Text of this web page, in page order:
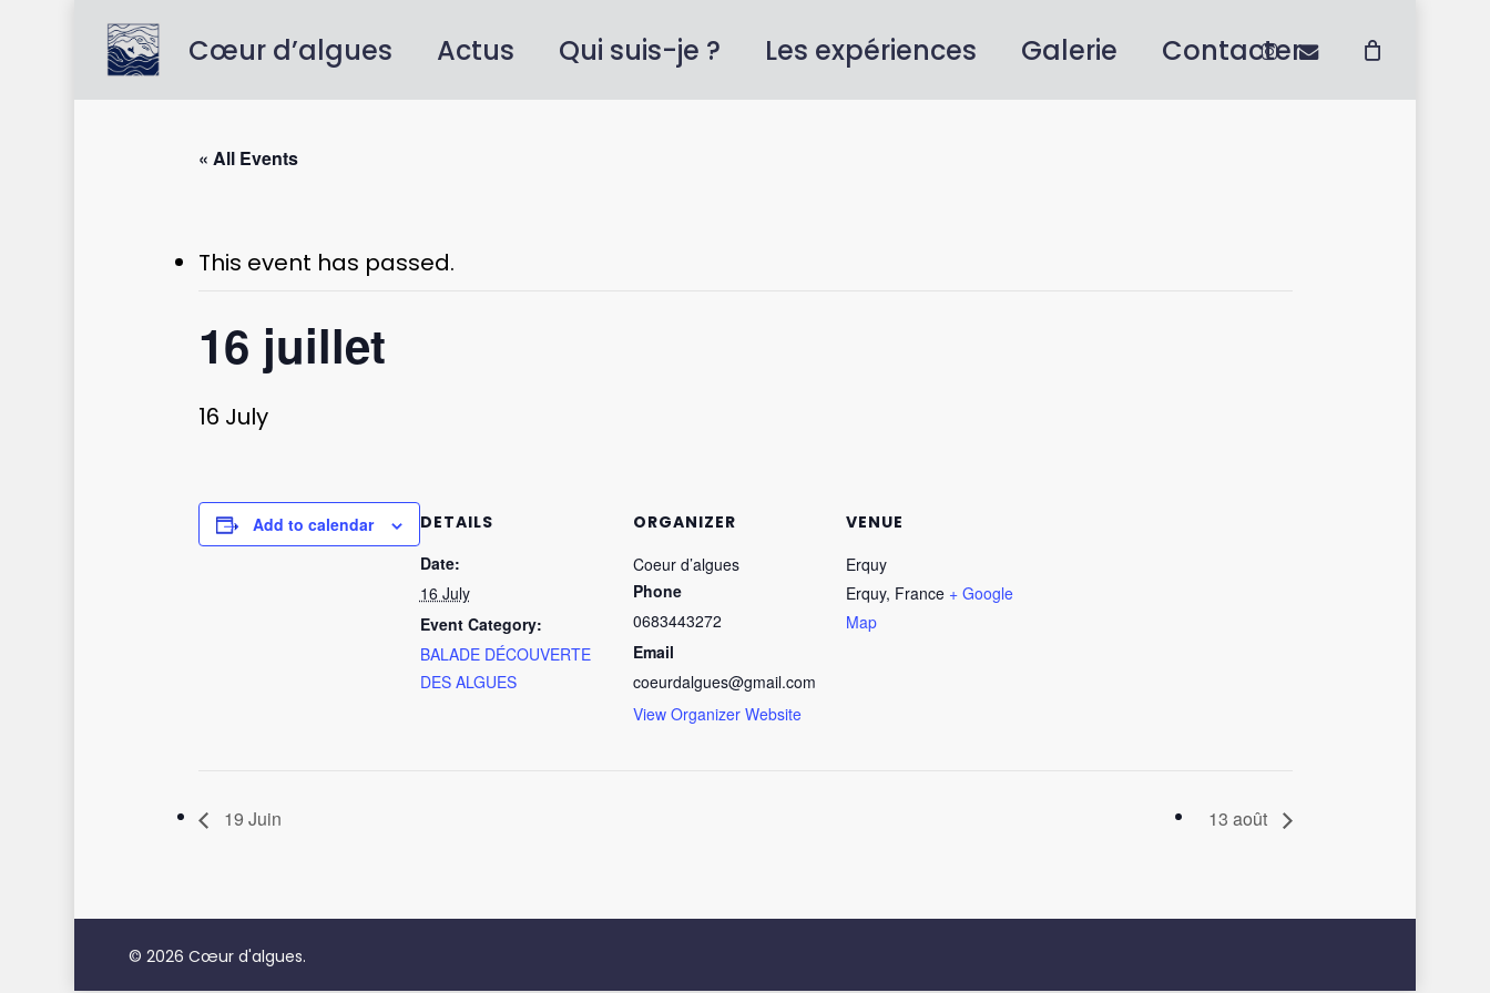
content
Cœur d’algues Actus Qui suis-je ? Les expériences Galerie Contacterinstagram
email
Cart
« All Events
This event has passed.
16 juillet
16 July
Add to calendar
DETAILS
Date:
16 July
Event Category:
BALADE DÉCOUVERTE
DES ALGUES
ORGANIZER
Coeur d’algues
Phone
0683443272
Email
coeurdalgues@gmail.com
View Organizer Website
VENUE
Erquy
Erquy, France + Google
Map
19 Juin 13 août
© 2026 Cœur d'algues.